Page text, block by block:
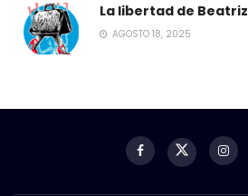
La libertad de Beatriz
AGOSTO 18, 2025